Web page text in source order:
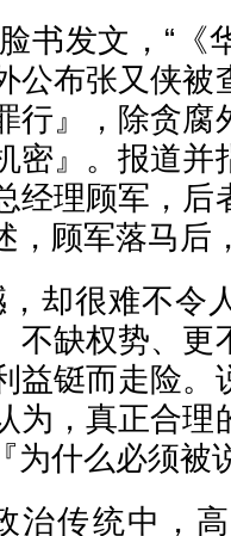
书发文，“《
公布张又侠被
行』，除贪腐
密』。报道并
经理顾军，后
，顾军落马后
却很难不令
不缺权势、更
益铤而走险。
为，真正合理
为什么必须被
治传统中，